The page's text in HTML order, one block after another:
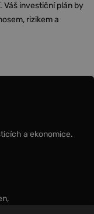
investiční plán by
rizikem a
a ekonomice.